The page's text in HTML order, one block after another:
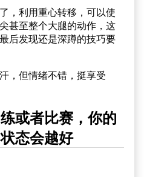
，利用重心转移，可以使
甚至整个大腿的动作，这
后发现还是深蹲的技巧要
，但情绪不错，挺享受
或者比赛，你的
态会越好